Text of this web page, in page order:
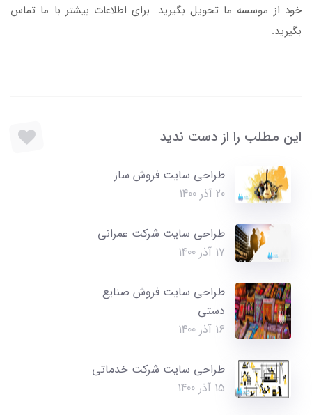
خود از موسسه ما تحویل بگیرید. برای اطلاعات بیشتر با ما تماس
بگیرید.
این مطلب را از دست ندید
طراحی سایت فروش ساز
20 آذر 1400
طراحی سایت شرکت عمرانی
17 آذر 1400
طراحی سایت فروش صنایع
دستی
16 آذر 1400
طراحی سایت شرکت خدماتی
15 آذر 1400